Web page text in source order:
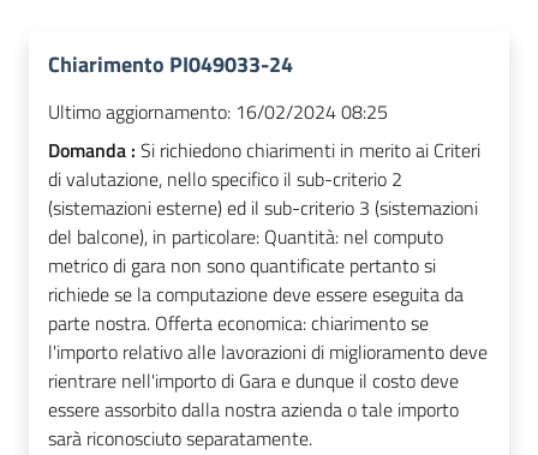
Chiarimento PI049033-24
Ultimo aggiornamento: 16/02/2024 08:25
Domanda : Si richiedono chiarimenti in merito ai Criteri
di valutazione, nello specifico il sub-criterio 2
(sistemazioni esterne) ed il sub-criterio 3 (sistemazioni
del balcone), in particolare: Quantità: nel computo
metrico di gara non sono quantificate pertanto si
richiede se la computazione deve essere eseguita da
parte nostra. Offerta economica: chiarimento se
l'importo relativo alle lavorazioni di miglioramento deve
rientrare nell'importo di Gara e dunque il costo deve
essere assorbito dalla nostra azienda o tale importo
sarà riconosciuto separatamente.